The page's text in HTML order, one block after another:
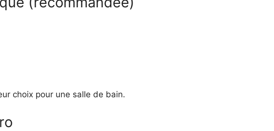
choix pour une salle de bain.